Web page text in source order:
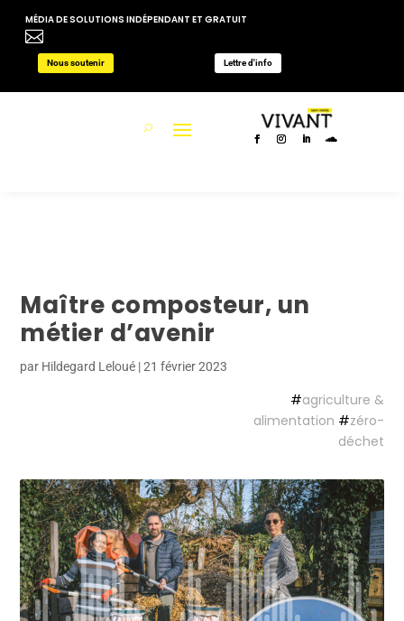
MÉDIA DE SOLUTIONS INDÉPENDANT ET GRATUIT

Nous soutenir Lettre d'info
Maître composteur, un
métier d’avenir
par Hildegard Leloué |21 février 2023
#agriculture &
alimentation #zéro-
déchet